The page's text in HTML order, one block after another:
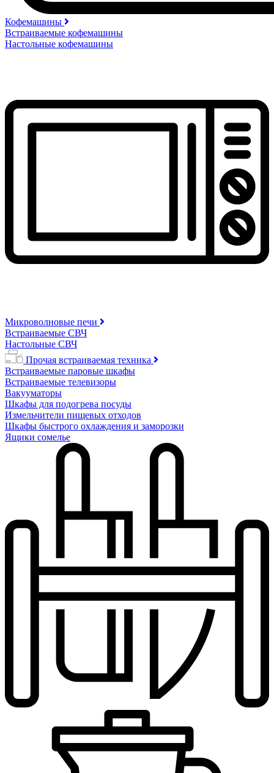
Кофемашины
Встраиваемые кофемашины
Настольные кофемашины
Микроволновые печи
Встраиваемые СВЧ
Настольные СВЧ
Прочая встраиваемая техника
Встраиваемые паровые шкафы
Встраиваемые телевизоры
Вакууматоры
Шкафы для подогрева посуды
Измельчители пищевых отходов
Шкафы быстрого охлаждения и заморозки
Ящики сомелье